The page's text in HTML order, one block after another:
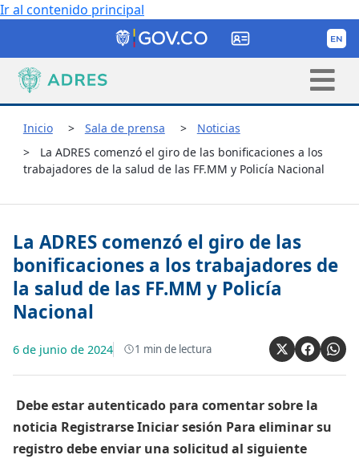
Ir al contenido principal
Inicio Sala de prensa
Noticias
La ADRES comenzó el giro de las bonificaciones a los
trabajadores de la salud de las FF.MM y Policía Nacional
La ADRES comenzó el giro de las
bonificaciones a los trabajadores de
la salud de las FF.MM y Policía
Nacional
6 de junio de 2024 1 min de lectura
​​ Debe estar autenticado para comentar sobre la
noticia Registrarse Iniciar sesión Para eliminar su
registro debe enviar una solicitud al siguiente